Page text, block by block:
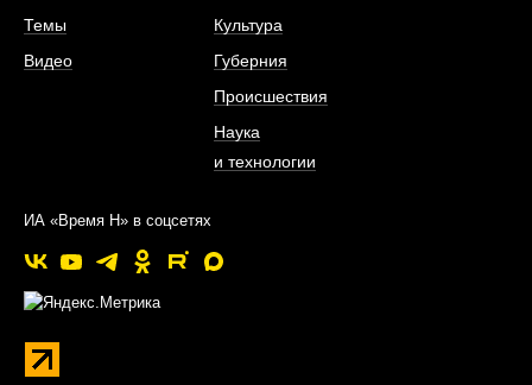
Темы
Видео
Культура
Губерния
Происшествия
Наука
и технологии
ИА «Время Н» в соцсетях